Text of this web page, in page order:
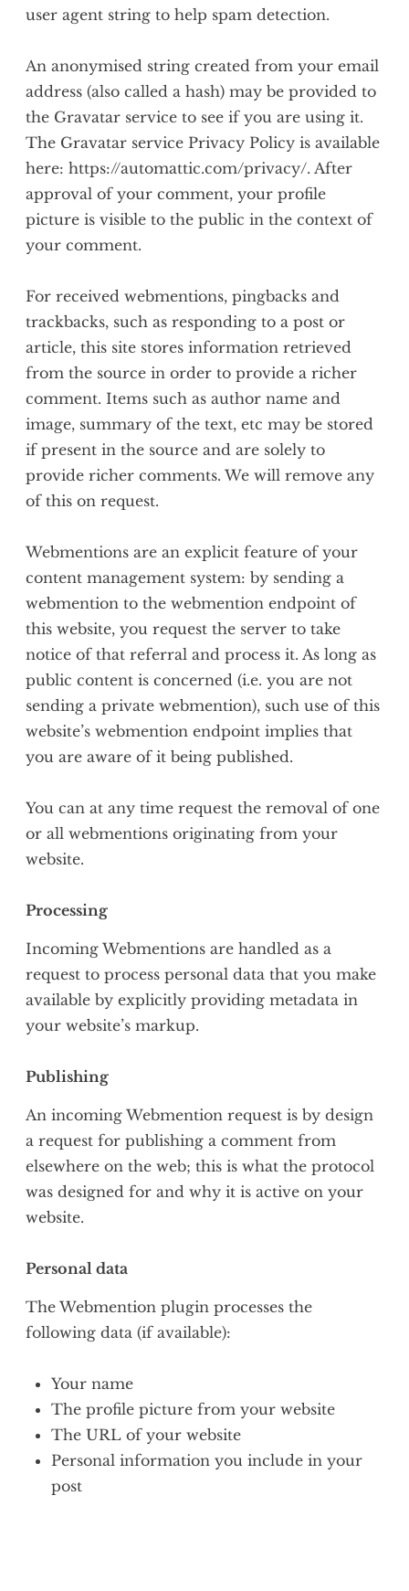
user agent string to help spam detection.
An anonymised string created from your email
address (also called a hash) may be provided to
the Gravatar service to see if you are using it.
The Gravatar service Privacy Policy is available
here: https://automattic.com/privacy/. After
approval of your comment, your profile
picture is visible to the public in the context of
your comment.
For received webmentions, pingbacks and
trackbacks, such as responding to a post or
article, this site stores information retrieved
from the source in order to provide a richer
comment. Items such as author name and
image, summary of the text, etc may be stored
if present in the source and are solely to
provide richer comments. We will remove any
of this on request.
Webmentions are an explicit feature of your
content management system: by sending a
webmention to the webmention endpoint of
this website, you request the server to take
notice of that referral and process it. As long as
public content is concerned (i.e. you are not
sending a private webmention), such use of this
website’s webmention endpoint implies that
you are aware of it being published.
You can at any time request the removal of one
or all webmentions originating from your
website.
Processing
Incoming Webmentions are handled as a
request to process personal data that you make
available by explicitly providing metadata in
your website’s markup.
Publishing
An incoming Webmention request is by design
a request for publishing a comment from
elsewhere on the web; this is what the protocol
was designed for and why it is active on your
website.
Personal data
The Webmention plugin processes the
following data (if available):
Your name
The profile picture from your website
The URL of your website
Personal information you include in your
post